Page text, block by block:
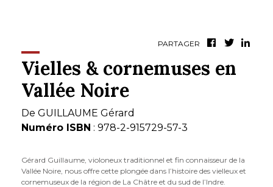
Vielles & cornemuses en
Vallée Noire
De GUILLAUME Gérard
Numéro ISBN : 978-2-915729-57-3
PARTAGER
Gérard Guillaume, violoneux traditionnel et fin connaisseur de la
Vallée Noire, nous offre cette plongée dans l’histoire des vielleux et
cornemuseux de la région de La Châtre et du sud de l’Indre.